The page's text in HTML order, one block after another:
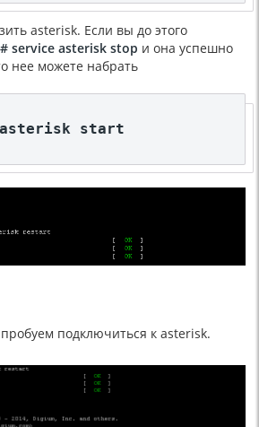
asterisk. Если вы до этого
# service asterisk stop и она успешно
нее можете набрать
asterisk start
подключиться к asterisk.